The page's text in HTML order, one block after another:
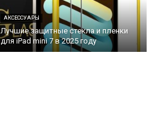
АКСЕССУАРЫ
Лучшие защитные стекла и пленки
для iPad mini 7 в 2025 году